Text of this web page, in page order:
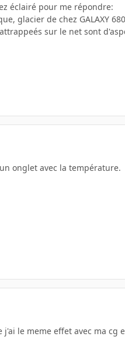
éclairé pour me répondre:
glacier de chez GALAXY
sur le net sont
onglet avec la température.
le meme effet avec ma